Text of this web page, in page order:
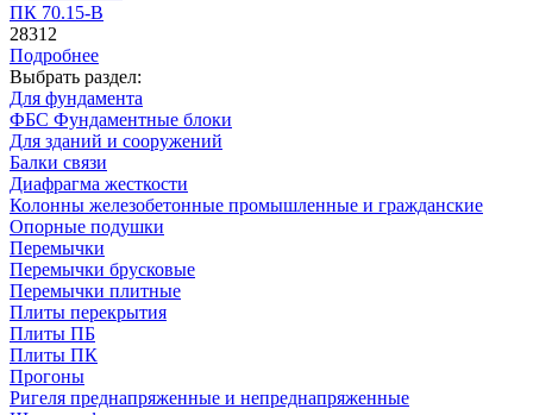
ПК 70.15-B
28312
Подробнее
Выбрать раздел:
Для фундамента
ФБС Фундаментные блоки
Для зданий и сооружений
Балки связи
Диафрагма жесткости
Колонны железобетонные промышленные и гражданские
Опорные подушки
Перемычки
Перемычки брусковые
Перемычки плитные
Плиты перекрытия
Плиты ПБ
Плиты ПК
Прогоны
Ригеля преднапряженные и непреднапряженные